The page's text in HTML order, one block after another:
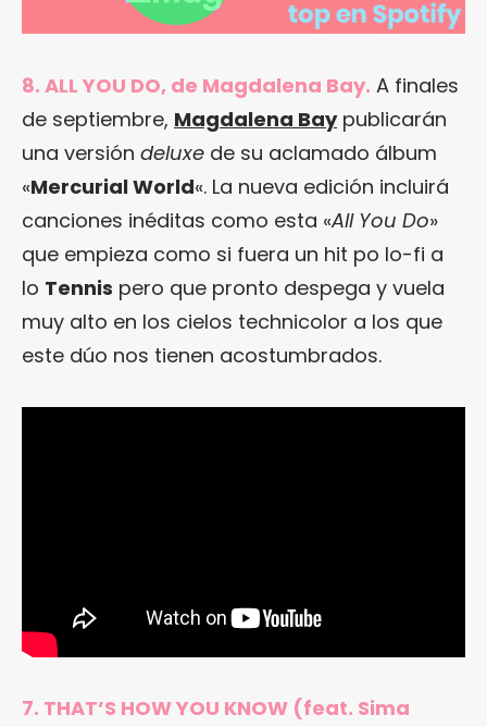
8. ALL YOU DO, de Magdalena Bay. A finales
de septiembre, Magdalena Baypublicarán
una versión deluxe de su aclamado álbum
«Mercurial World«. La nueva edición incluirá
canciones inéditas como esta «All You Do»
que empieza como si fuera un hit po lo-fi a
lo Tennis pero que pronto despega y vuela
muy alto en los cielos technicolor a los que
este dúo nos tienen acostumbrados.
7. THAT’S HOW YOU KNOW (feat. Sima